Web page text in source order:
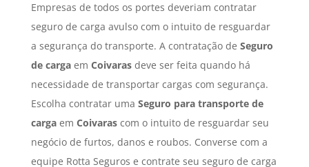
Empresas de todos os portes deveriam contratar
seguro de carga avulso com o intuito de resguardar
a segurança do transporte. A contratação de Seguro
de cargaem Coivarasdeve ser feita quando há
necessidade de transportar cargas com segurança.
Escolha contratar uma Seguro para transporte de
cargaem Coivarascom o intuito de resguardar seu
negócio de furtos, danos e roubos. Converse com a
equipe Rotta Seguros e contrate seu seguro de carga